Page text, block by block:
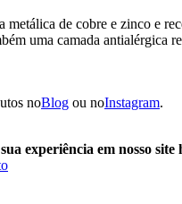
metálica de cobre e zinco e
uma camada antialérgica
noBlog ou noInstagram.
experiência em nosso site